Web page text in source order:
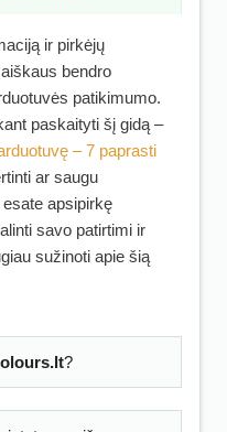
ir pirkėjų
bendro
patikimumo.
paskaityti šį gidą –
– 7 paprasti
ar saugu
esate apsipirkę
savo patirtimi ir
sužinoti apie šią
?